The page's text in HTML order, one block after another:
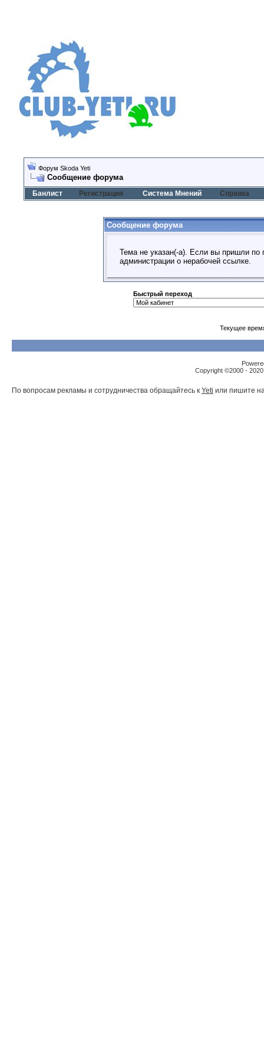
Форум Skoda Yeti
Сообщение форума
Банлист Регистрация Система Мнений Справка
Сообщение форума
Тема не указан(-а). Если вы пришли по
администрации о нерабочей ссылке.
Быстрый переход
Текущее
Copyright ©2000 -
По вопросам рекламы и сотрудничества обращайтесь к Yeti или пишите